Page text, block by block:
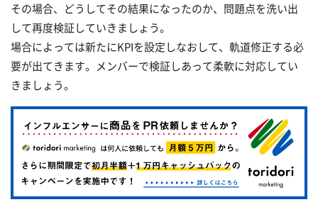
その場合、どうしてその結果になったのか、問題点を洗い出
して再度検証していきましょう。
場合によっては新たにKPIを設定しなおして、軌道修正する必
要が出てきます。メンバーで検証しあって柔軟に対応してい
きましょう。